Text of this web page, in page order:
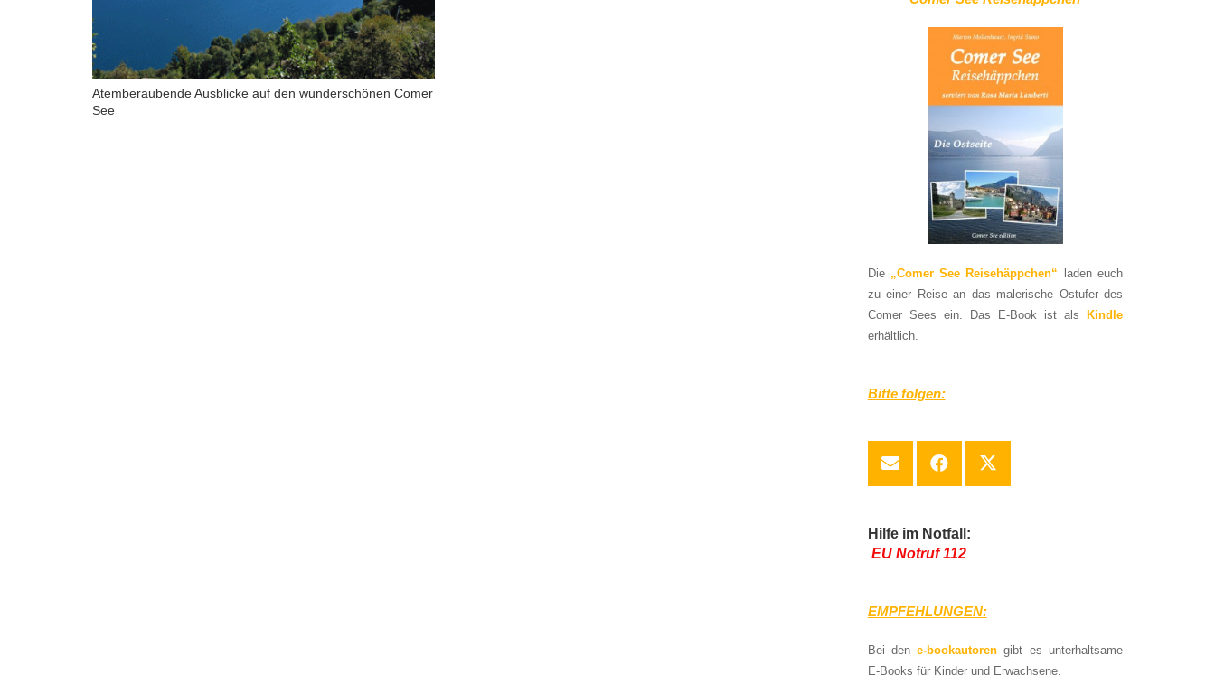
Atemberaubende Ausblicke auf den wunderschönen Comer
See
Die „Comer See Reisehäppchen“ laden euch
zu einer Reise an das malerische Ostufer des
Comer Sees ein. Das E-Book ist als Kindle
erhältlich.
Bitte folgen:
Hilfe im Notfall:
EU Notruf 112
EMPFEHLUNGEN:
Bei dene-bookautorengibt es unterhaltsame
E-Books für Kinder und Erwachsene.